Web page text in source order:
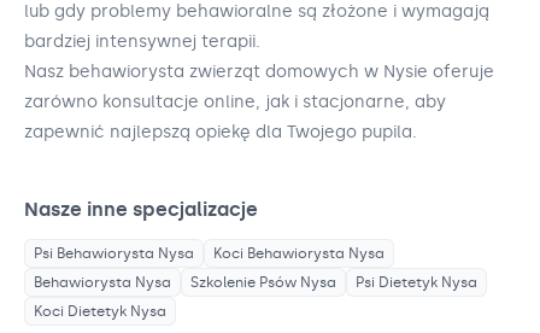
lub gdy problemy behawioralne są złożone i wymagają
bardziej intensywnej terapii.
Nasz behawiorysta zwierząt domowych w Nysie oferuje
zarówno konsultacje online, jak i stacjonarne, aby
zapewnić najlepszą opiekę dla Twojego pupila.
Nasze inne specjalizacje
Psi Behawiorysta Nysa Koci Behawiorysta Nysa
Behawiorysta Nysa Szkolenie Psów Nysa Psi Dietetyk Nysa
Koci Dietetyk Nysa